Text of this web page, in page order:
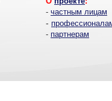
- частным лицам
-
- партнерам